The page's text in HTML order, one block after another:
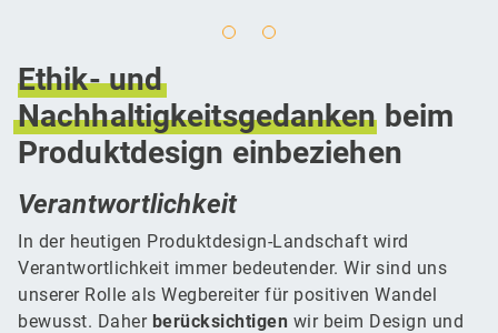
Ethik- und
Nachhaltigkeitsgedankenbeim
Produktdesign einbeziehen
Verantwortlichkeit
In der heutigen Produktdesign-Landschaft wird
Verantwortlichkeit immer bedeutender. Wir sind uns
unserer Rolle als Wegbereiter für positiven Wandel
bewusst. Daher berücksichtigen wir beim Design und